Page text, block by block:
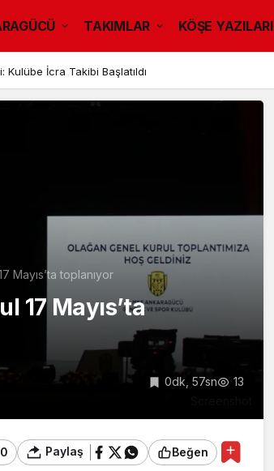
TAKIMLAR KÖŞE YAZILARI
Kulübe İcra Takibi Başlatıldı
Mayıs’ta toplanıyor
17 Mayıs’ta
0dk, 57sn 13
0 Paylaş Beğen